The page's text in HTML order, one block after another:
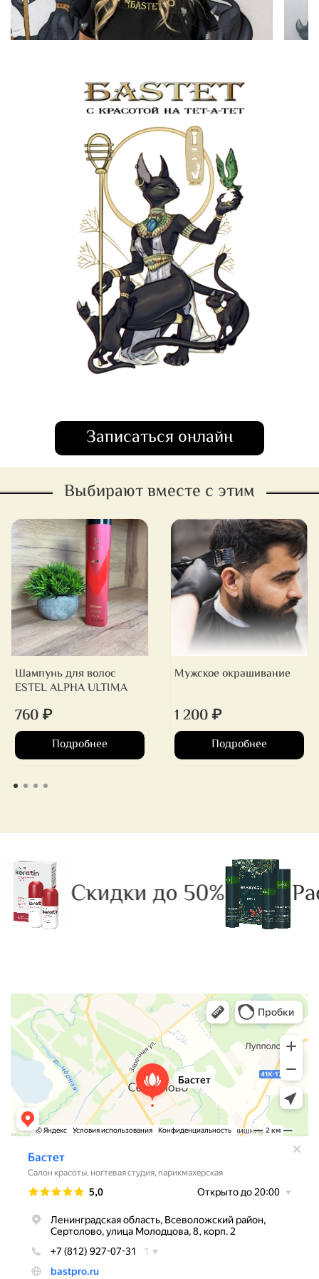
✓ Подчеркивают вашу мужественность
✓ Идеально держат форму
✓ Удобны в укладке
Специальное предложение:
При первом посещении — консультация стилиста в
Время — ваш самый ценный ресурс.Доверьте свою
прическу профессионалам, которые ценят его так же
высоко, как и вы.
Запишитесь на стрижку прямо сейчас и получите образ,
достойный лидера!
Звоните или записывайтесь онлайн — ваш идеальный
стиль ждет вас в салоне «Бастет»!
Записаться онлайн
Выбирают вместе с этим
Шампунь для волос
ESTEL ALPHA ULTIMA
760 ₽
Подробнее
Мужское окрашивание
1 200 ₽
Подробнее
Скидки до 50%